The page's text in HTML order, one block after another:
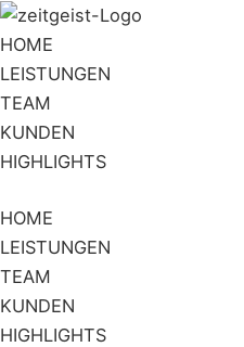
Zum
Inhalt
springen
HOME
LEISTUNGEN
TEAM
KUNDEN
HIGHLIGHTS
HOME
LEISTUNGEN
TEAM
KUNDEN
HIGHLIGHTS
Flyout
Menu